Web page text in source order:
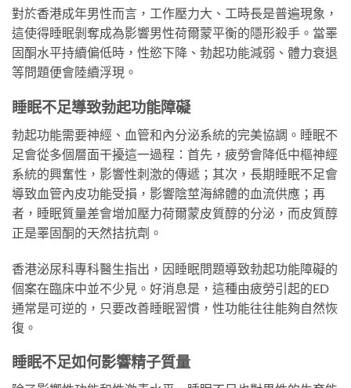
對於香港成年男性而言，工作壓力大、工時長是普遍現象，
這使得睡眠剝奪成為影響男性荷爾蒙平衡的隱形殺手。當睪
固酮水平持續偏低時，性慾下降、勃起功能減弱、體力衰退
等問題便會陸續浮現。
睡眠不足導致勃起功能障礙
勃起功能需要神經、血管和內分泌系統的完美協調。睡眠不
足會從多個層面干擾這一過程：首先，疲勞會降低中樞神經
系統的興奮性，影響性刺激的傳遞；其次，長期睡眠不足會
導致血管內皮功能受損，影響陰莖海綿體的血流供應；再
者，睡眠質量差會增加壓力荷爾蒙皮質醇的分泌，而皮質醇
正是睪固酮的天然拮抗劑。
香港泌尿科專科醫生指出，因睡眠問題導致勃起功能障礙的
個案在臨床中並不少見。好消息是，這種由疲勞引起的ED
通常是可逆的，只要改善睡眠習慣，性功能往往能夠自然恢
復。
睡眠不足如何影響精子質量